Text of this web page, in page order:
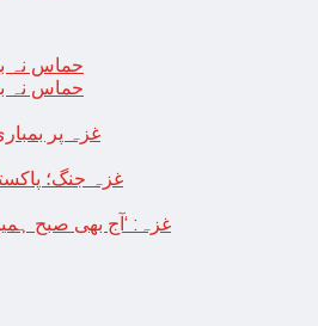
حماس نہ
حماس نہ
غزہ پر بمباری سے مزید 250 شہید ، رملہ
غزہ جنگ؛
غزہ: ‘آج بھی صبح